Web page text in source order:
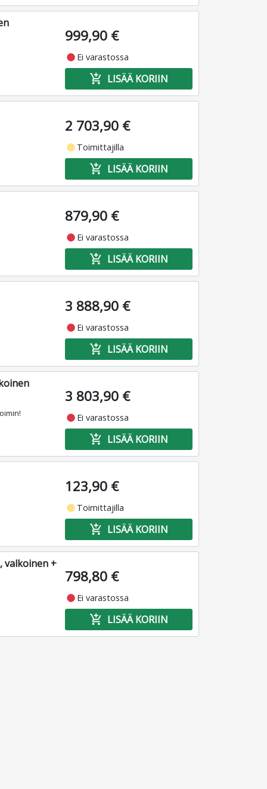
999,90 €
fiber_manual_record Ei varastossa
add_shopping_cart LISÄÄ KORIIN
2 703,90 €
fiber_manual_record Toimittajilla
add_shopping_cart LISÄÄ KORIIN
879,90 €
fiber_manual_record Ei varastossa
add_shopping_cart LISÄÄ KORIIN
3 888,90 €
fiber_manual_record Ei varastossa
add_shopping_cart LISÄÄ KORIIN
3 803,90 €
fiber_manual_record Ei varastossa
add_shopping_cart LISÄÄ KORIIN
123,90 €
fiber_manual_record Toimittajilla
add_shopping_cart LISÄÄ KORIIN
valkoinen +
798,80 €
fiber_manual_record Ei varastossa
add_shopping_cart LISÄÄ KORIIN